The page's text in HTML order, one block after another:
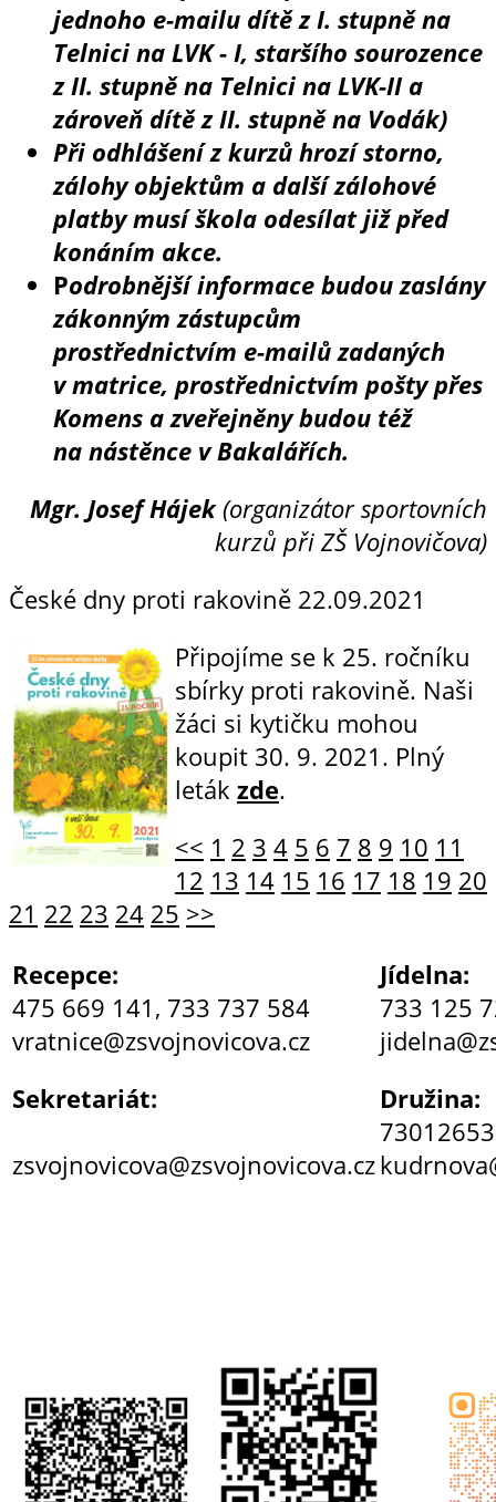
jednoho e-mailu dítě z I. stupně na
Telnici na LVK - I, staršího sourozence
z II. stupně na Telnici na LVK-II a
zároveň dítě z II. stupně na Vodák)
Při odhlášení z kurzů hrozí storno,
zálohy objektům a další zálohové
platby musí škola odesílat již před
konáním akce.
Podrobnější informace budou zaslány
zákonným zástupcům
prostřednictvím e-mailů zadaných
v matrice, prostřednictvím pošty přes
Komens a zveřejněny budou též
na nástěnce v Bakalářích.
Mgr. Josef Hájek (organizátor sportovních
kurzů při ZŠ Vojnovičova)
České dny proti rakovině 22.09.2021
Připojíme se k 25. ročníku
sbírky proti rakovině. Naši
žáci si kytičku mohou
koupit 30. 9. 2021. Plný
leták zde.
<< 1 2 3 4 5 6 7 8 9 10 11
12 13 14 15 16 17 18 19 20
21 22 23 24 25 >>
Recepce:
475 669 141, 733 737 584
vratnice@zsvojnovicova.cz
Sekretariát:
zsvojnovicova@zsvojnovicova.cz
Jídelna:
733 125
Družina: